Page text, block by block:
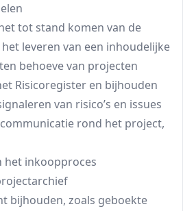
tot stand komen van de
leveren van een inhoudelijke
behoeve van projecten
Risicoregister en bijhouden
van risico’s en issues
rond het project,
het inkoopproces
bijhouden, zoals geboekte